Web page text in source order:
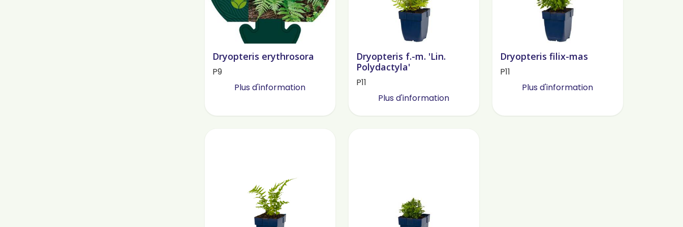
Dryopteris erythrosora
P9
Plus d'information
Dryopteris f.-m. 'Lin.
Polydactyla'
P11
Plus d'information
Dryopteris filix-mas
P11
Plus d'information